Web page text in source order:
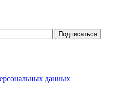
Подписаться
данных